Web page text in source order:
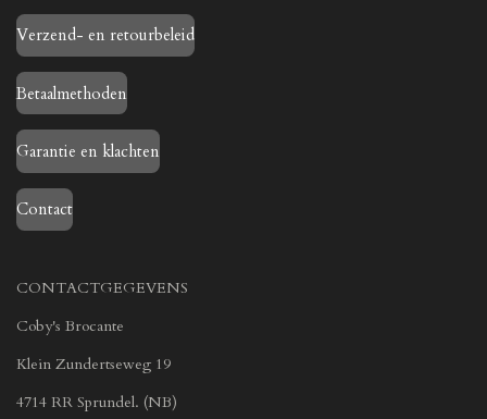
Verzend- en retourbeleid
Betaalmethoden
Garantie en klachten
Contact
CONTACTGEGEVENS
Coby's Brocante
Klein Zundertseweg 19
4714 RR Sprundel. (NB)